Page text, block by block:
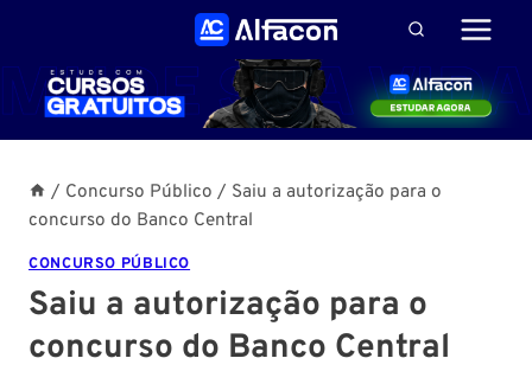
Conteúdo
/ Concurso Público / Saiu a autorização para o
concurso do Banco Central
CONCURSO PÚBLICO
Saiu a autorização para o
concurso do Banco Central